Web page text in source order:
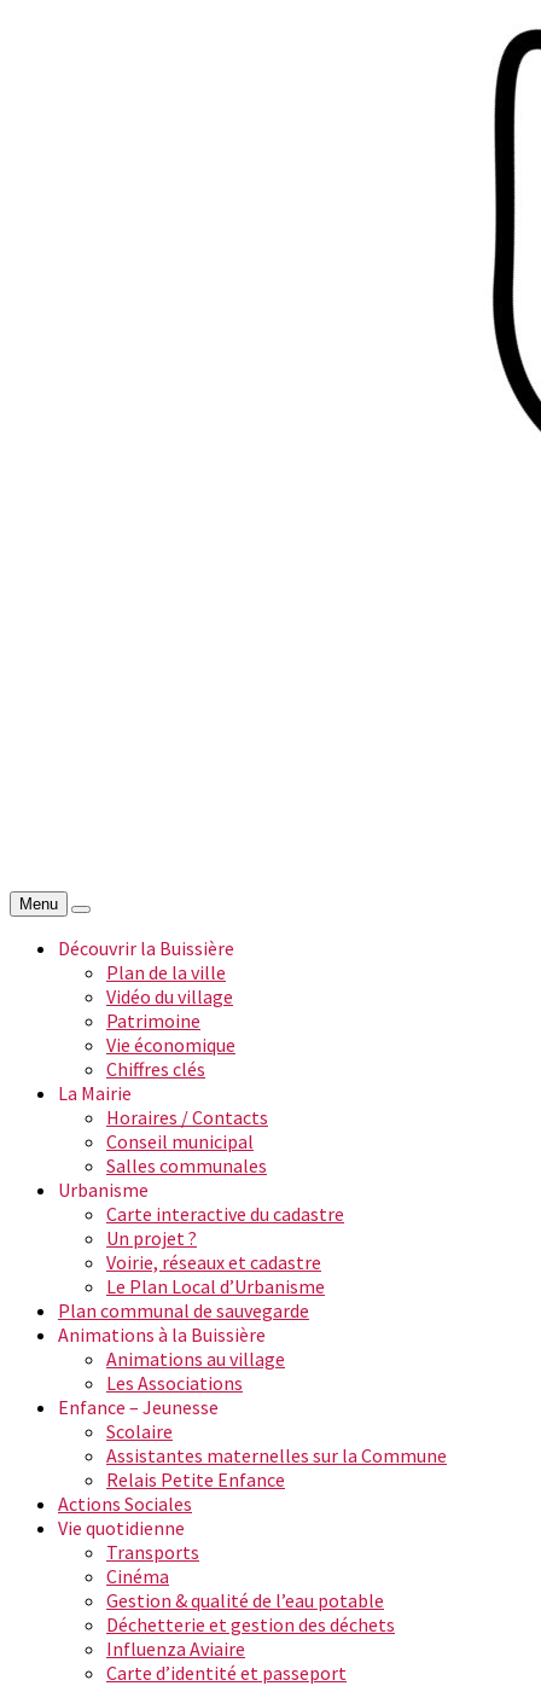
Menu
Découvrir la Buissière
Plan de la ville
Vidéo du village
Patrimoine
Vie économique
Chiffres clés
La Mairie
Horaires / Contacts
Conseil municipal
Salles communales
Urbanisme
Carte interactive du cadastre
Un projet ?
Voirie, réseaux et cadastre
Le Plan Local d’Urbanisme
Plan communal de sauvegarde
Animations à la Buissière
Animations au village
Les Associations
Enfance – Jeunesse
Scolaire
Assistantes maternelles sur la Commune
Relais Petite Enfance
Actions Sociales
Vie quotidienne
Transports
Cinéma
Gestion & qualité de l’eau potable
Déchetterie et gestion des déchets
Influenza Aviaire
Carte d’identité et passeport